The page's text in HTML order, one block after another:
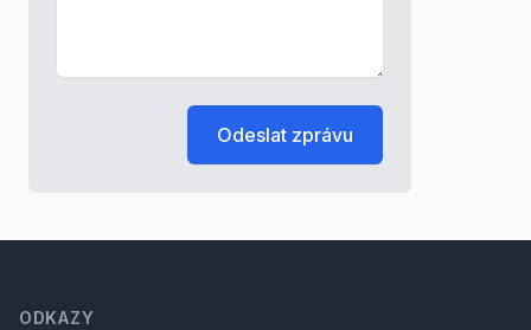
Odeslat zprávu
ODKAZY